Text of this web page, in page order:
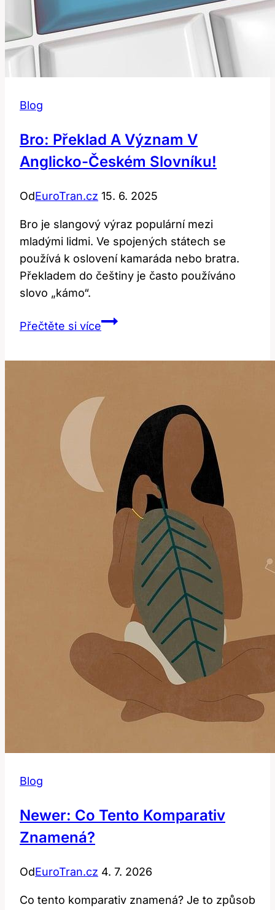
Blog
Bro: Překlad A Význam V
Anglicko-Českém Slovníku!
OdEuroTran.cz 15. 6. 2025
Bro je slangový výraz populární mezi
mladými lidmi. Ve spojených státech se
používá k oslovení kamaráda nebo bratra.
Překladem do češtiny je často používáno
slovo „kámo“.
Přečtěte si víceBro:
anglicko-
českém
slovníku!
Blog
Newer: Co Tento Komparativ
Znamená?
OdEuroTran.cz 4. 7. 2026
Co tento komparativ znamená? Je to způsob